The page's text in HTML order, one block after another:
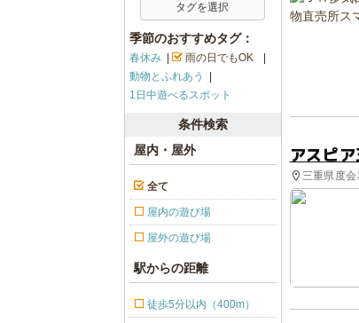
アスピ
三重県度
タグを選択
季節のおすすめタグ：
春休み
雨の日でもOK
動物とふれあう
1日中遊べるスポット
条件検索
屋内・屋外
全て
屋内の遊び場
屋外の遊び場
駅からの距離
徒歩5分以内（400m）